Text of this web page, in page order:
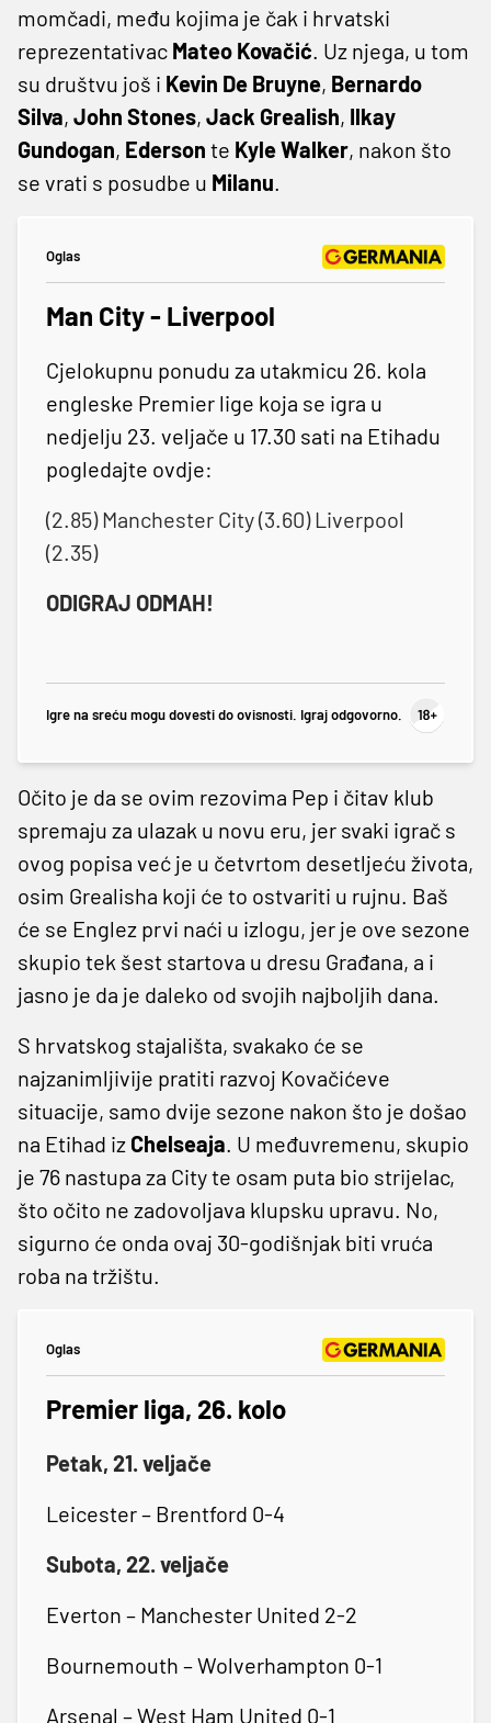
momčadi, među kojima je čak i hrvatski
reprezentativac Mateo Kovačić. Uz njega, u tom
su društvu još i Kevin De Bruyne, Bernardo
Silva, John Stones, Jack Grealish, Ilkay
Gundogan, Ederson te Kyle Walker, nakon što
se vrati s posudbe u Milanu.
Oglas
Man City - Liverpool
Cjelokupnu ponudu za utakmicu 26. kola
engleske Premier lige koja se igra u
nedjelju 23. veljače u 17.30 sati na Etihadu
pogledajte ovdje:
(2.85) Manchester City (3.60) Liverpool
(2.35)
ODIGRAJ ODMAH!
Igre na sreću mogu dovesti do ovisnosti. Igraj odgovorno.
Očito je da se ovim rezovima Pep i čitav klub
spremaju za ulazak u novu eru, jer svaki igrač s
ovog popisa već je u četvrtom desetljeću života,
osim Grealisha koji će to ostvariti u rujnu. Baš
će se Englez prvi naći u izlogu, jer je ove sezone
skupio tek šest startova u dresu Građana, a i
jasno je da je daleko od svojih najboljih dana.
S hrvatskog stajališta, svakako će se
najzanimljivije pratiti razvoj Kovačićeve
situacije, samo dvije sezone nakon što je došao
na Etihad iz Chelseaja. U međuvremenu, skupio
je 76 nastupa za City te osam puta bio strijelac,
što očito ne zadovoljava klupsku upravu. No,
sigurno će onda ovaj 30-godišnjak biti vruća
roba na tržištu.
Oglas
Premier liga, 26. kolo
Petak, 21. veljače
Leicester – Brentford 0-4
Subota, 22. veljače
Everton – Manchester United 2-2
Bournemouth – Wolverhampton 0-1
Arsenal – West Ham United 0-1